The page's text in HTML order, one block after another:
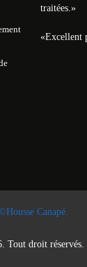
traitées.»
«Excellent
Canapé.
Tout droit réservés.